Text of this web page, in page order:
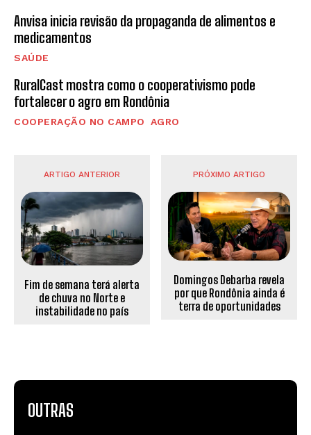
Anvisa inicia revisão da propaganda de alimentos e
medicamentos
SAÚDE
RuralCast mostra como o cooperativismo pode
fortalecer o agro em Rondônia
COOPERAÇÃO NO CAMPO AGRO
ARTIGO ANTERIOR
Fim de semana terá alerta
de chuva no Norte e
instabilidade no país
PRÓXIMO ARTIGO
Domingos Debarba revela
por que Rondônia ainda é
terra de oportunidades
OUTRAS